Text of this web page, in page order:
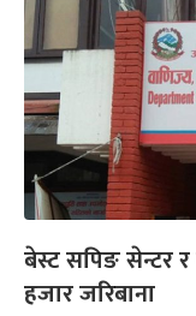
बेस्ट सपिङ सेन्टर
हजार जरिबाना